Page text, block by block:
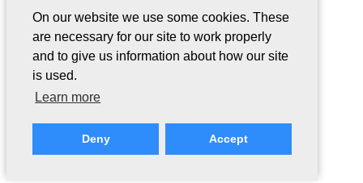
On our website we use some cookies. These
are necessary for our site to work properly
and to give us information about how our site
is used.
Learn more
Deny Accept